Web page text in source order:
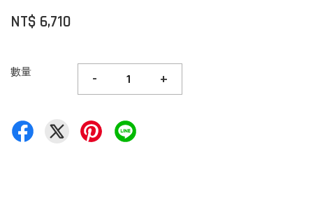
NT$ 6,710
數量 - +